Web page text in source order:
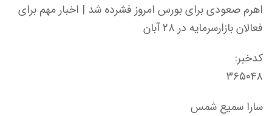
اهرم صعودی برای بورس امروز فشرده شد | اخبار مهم برای
فعالان بازارسرمایه در ۲۸ آبان
کدخبر:
۳۶۵۰۴۸
سارا سمیع شمس